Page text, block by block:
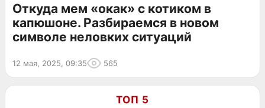
Откуда мем «окак» с котиком в
капюшоне. Разбираемся в новом
символе неловких ситуаций
12 мая, 2025, 09:35 565
ТОП 5